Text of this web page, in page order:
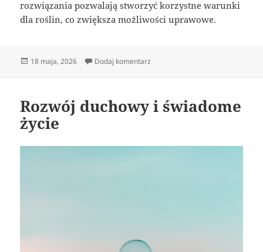
rozwiązania pozwalają stworzyć korzystne warunki
dla roślin, co zwiększa możliwości uprawowe.
Data
18 maja, 2026 Dodaj komentarz
Rozwój duchowy i świadome
życie